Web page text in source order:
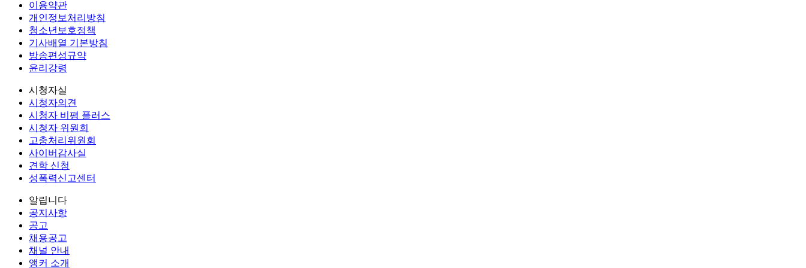
이용약관
개인정보처리방침
청소년보호정책
기사배열 기본방침
방송편성규약
윤리강령
시청자실
시청자의견
시청자 비평 플러스
시청자 위원회
고충처리위원회
사이버감사실
견학 신청
성폭력신고센터
알립니다
공지사항
공고
채용공고
채널 안내
앵커 소개